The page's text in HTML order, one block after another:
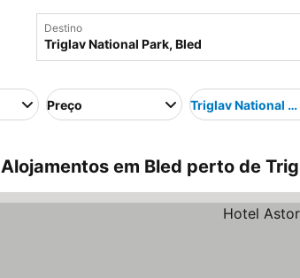
Destino
Preço Triglav National
Alojamentos em Bled perto de